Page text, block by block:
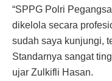
“SPPG Polri
dikelola secara
sudah saya kunjungi,
Standarnya sangat
ujar Zulkifli Hasan.